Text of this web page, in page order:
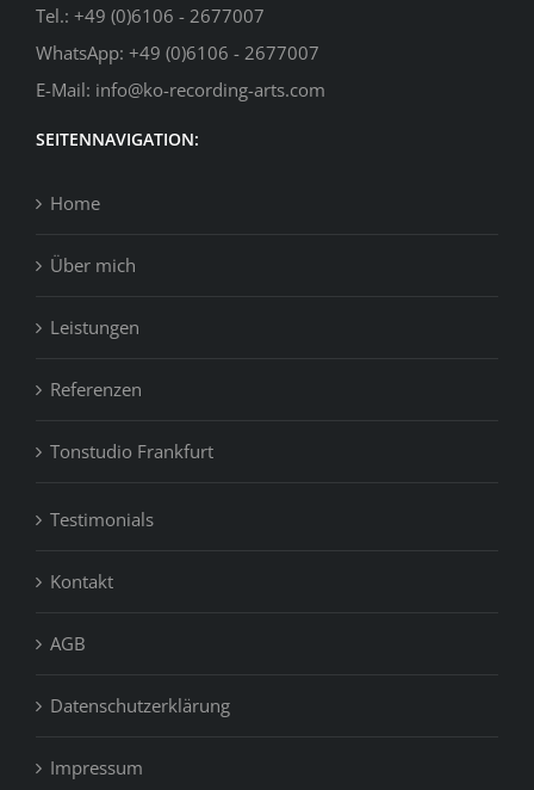
Tel.: +49 (0)6106 - 2677007
WhatsApp: +49 (0)6106 - 2677007
E-Mail: info@ko-recording-arts.com
SEITENNAVIGATION:
Home
Über mich
Leistungen
Referenzen
Tonstudio Frankfurt
Testimonials
Kontakt
AGB
Datenschutzerklärung
Impressum